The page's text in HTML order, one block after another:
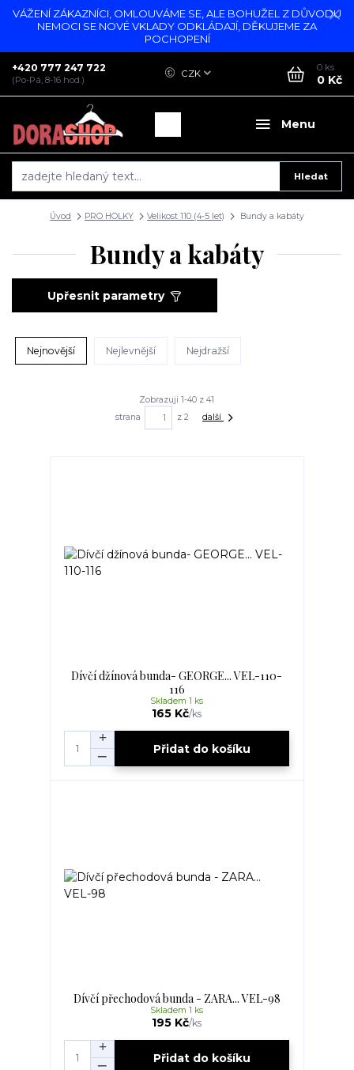
VÁŽENÍ ZÁKAZNÍCI, OMLOUVÁME SE, ALE BOHUŽEL Z DŮVODU
NEMOCI SE NOVÉ VKLADY ODKLÁDAJÍ, DĚKUJEME ZA
POCHOPENÍ
Menu
CZK
Hledat
+420 777 247 722
(Po-Pá, 8-16 hod.)
0 ks
0 Kč
Úvod PRO HOLKY Velikost 110 (4-5 let) Bundy a kabáty
Bundy a kabáty
Upřesnit parametry
Nejnovější Nejlevnější Nejdražší
Zobrazuji 1-40 z 41
strana
z 2 další
Dívčí džínová bunda- GEORGE... VEL-110-
116
165 Kč/ks
Skladem 1 ks
Přidat do košíku
Dívčí přechodová bunda - ZARA... VEL-98
195 Kč/ks
Skladem 1 ks
Přidat do košíku